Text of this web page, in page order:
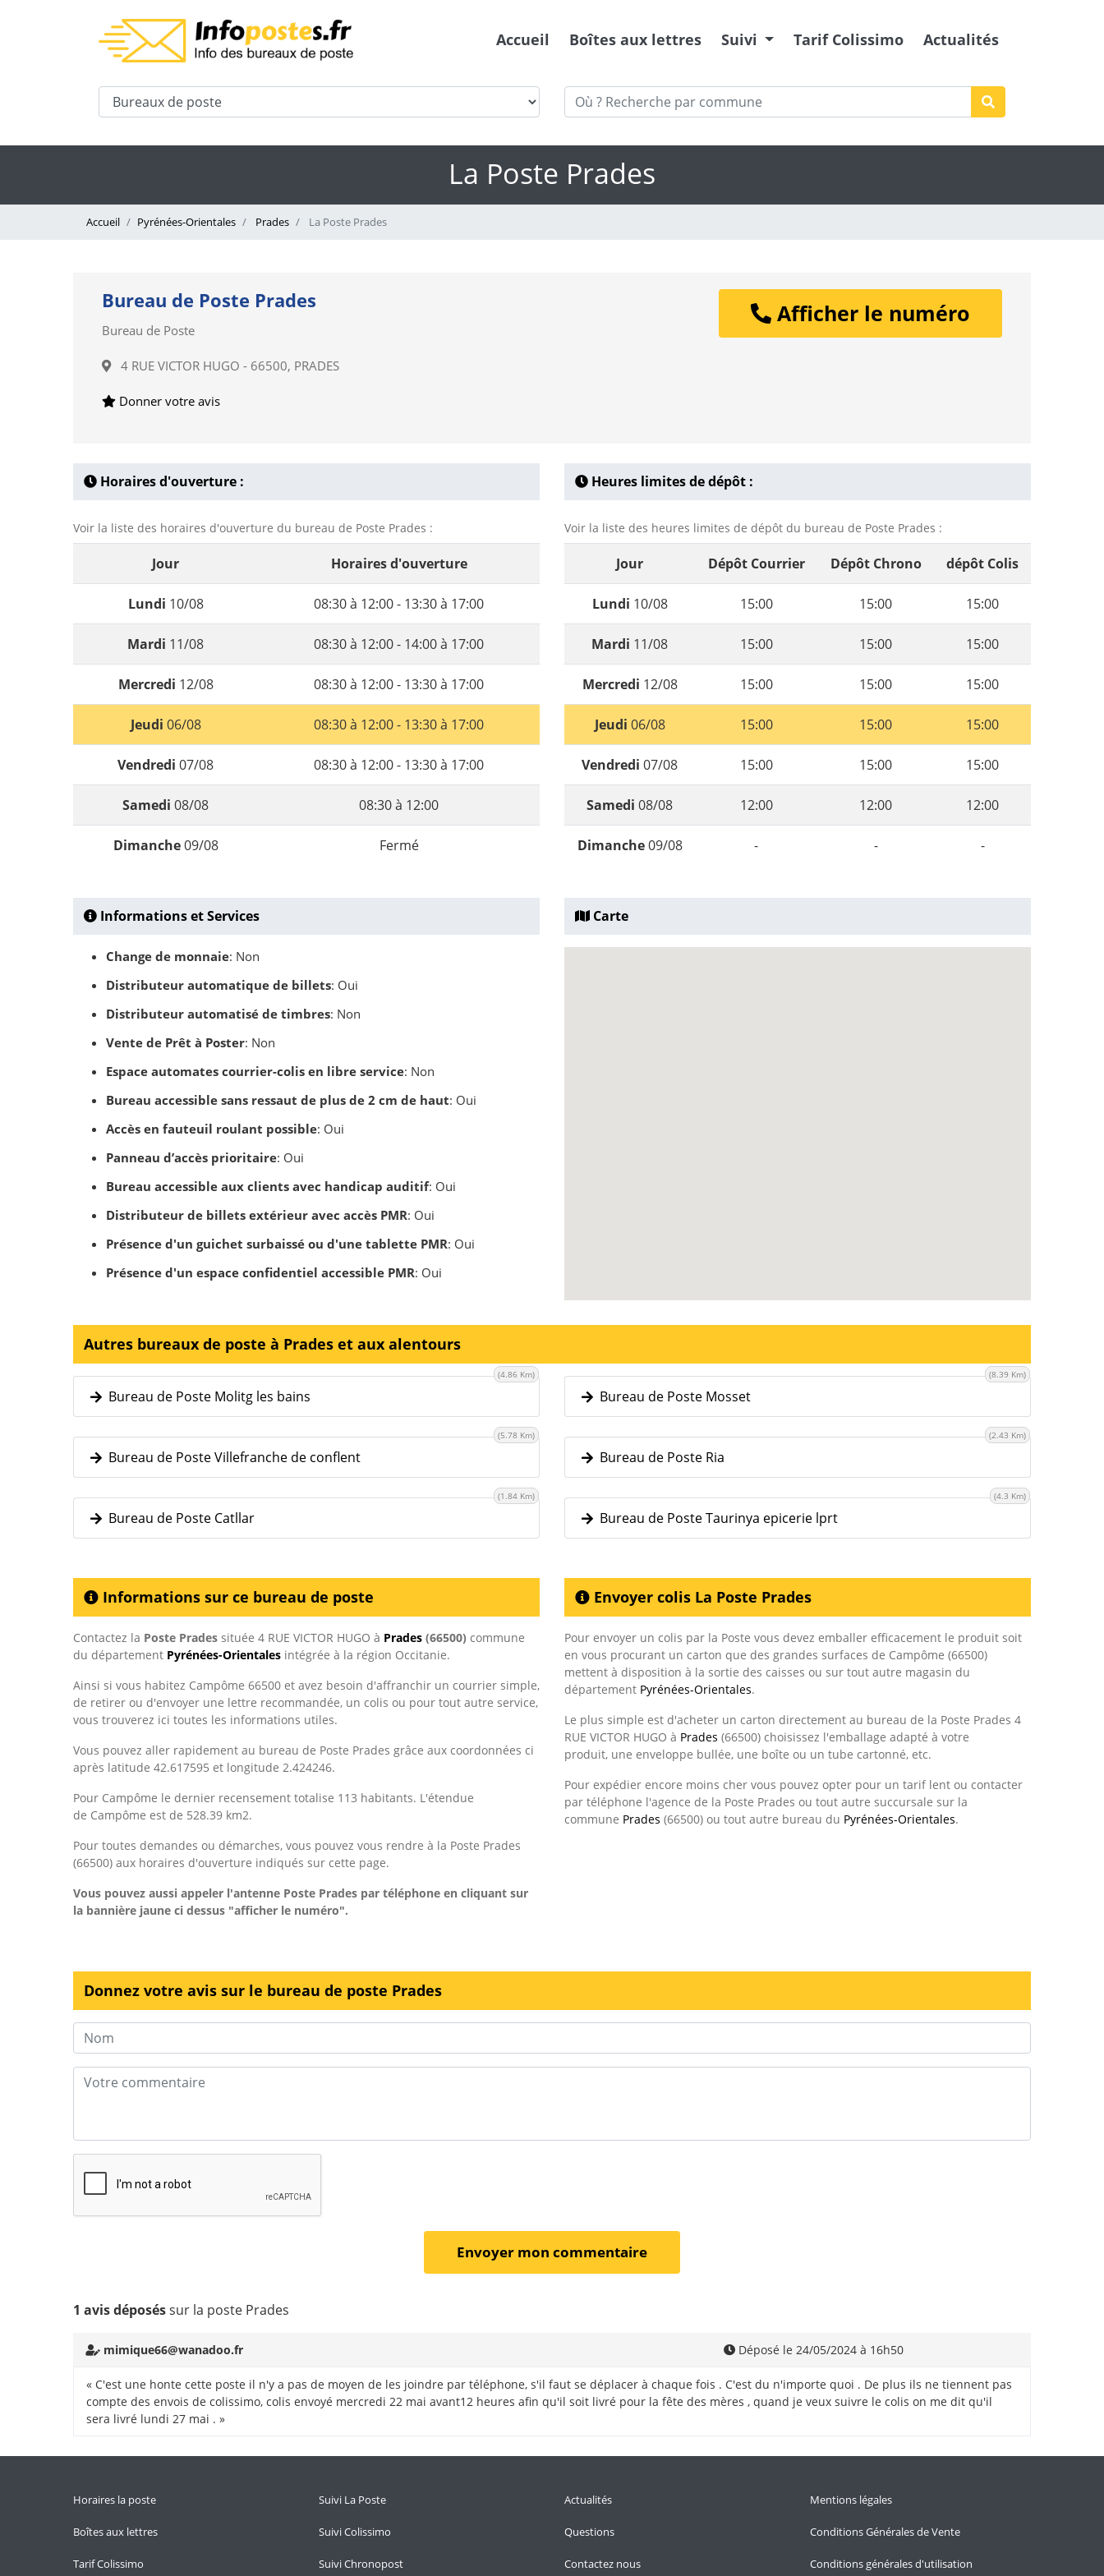
Accueil Boîtes aux lettres Suivi Tarif Colissimo Actualités
La Poste Prades
Accueil Pyrénées-Orientales Prades La Poste Prades
Bureau de Poste Prades
Bureau de Poste
4 RUE VICTOR HUGO - 66500, PRADES
Donner votre avis
Afficher le numéro
Horaires d'ouverture :
Voir la liste des horaires d'ouverture du bureau de Poste Prades :
Jour Horaires d'ouverture
Lundi 10/08 08:30 à 12:00 - 13:30 à 17:00
Mardi 11/08 08:30 à 12:00 - 14:00 à 17:00
Mercredi 12/08 08:30 à 12:00 - 13:30 à 17:00
Jeudi 06/08 08:30 à 12:00 - 13:30 à 17:00
Vendredi 07/08 08:30 à 12:00 - 13:30 à 17:00
Samedi 08/08 08:30 à 12:00
Dimanche09/08 Fermé
Heures limites de dépôt :
Voir la liste des heures limites de dépôt du bureau de Poste Prades :
Jour Dépôt Courrier Dépôt Chrono dépôt Colis
Lundi 10/08 15:00 15:00 15:00
Mardi 11/08 15:00 15:00 15:00
Mercredi 12/08 15:00 15:00 15:00
Jeudi 06/08 15:00 15:00 15:00
Vendredi 07/08 15:00 15:00 15:00
Samedi 08/08 12:00 12:00 12:00
Dimanche09/08 - - -
Informations et Services
Change de monnaie: Non
Distributeur automatique de billets: Oui
Distributeur automatisé de timbres: Non
Vente de Prêt à Poster: Non
Espace automates courrier-colis en libre service: Non
Bureau accessible sans ressaut de plus de 2 cm de haut: Oui
Accès en fauteuil roulant possible: Oui
Panneau d’accès prioritaire: Oui
Bureau accessible aux clients avec handicap auditif: Oui
Distributeur de billets extérieur avec accès PMR: Oui
Présence d'un guichet surbaissé ou d'une tablette PMR: Oui
Présence d'un espace confidentiel accessible PMR: Oui
Carte
Autres bureaux de poste à Prades et aux alentours
Bureau de Poste Molitg les bains
(4.86 Km)
Bureau de Poste Mosset
(8.39 Km)
Bureau de Poste Villefranche de conflent
(5.78 Km)
Bureau de Poste Ria
(2.43 Km)
Bureau de Poste Catllar
(1.84 Km)
Bureau de Poste Taurinya epicerie lprt
(4.3 Km)
Informations sur ce bureau de poste
Contactez la Poste Prades située 4 RUE VICTOR HUGO à Prades (66500) commune
du département Pyrénées-Orientales intégrée à la région Occitanie.
Ainsi si vous habitez Campôme 66500 et avez besoin d'affranchir un courrier simple,
de retirer ou d'envoyer une lettre recommandée, un colis ou pour tout autre service,
vous trouverez ici toutes les informations utiles.
Vous pouvez aller rapidement au bureau de Poste Prades grâce aux coordonnées ci
après latitude 42.617595 et longitude 2.424246.
Pour Campôme le dernier recensement totalise 113 habitants. L'étendue
de Campôme est de 528.39 km2.
Pour toutes demandes ou démarches, vous pouvez vous rendre à la Poste Prades
(66500) aux horaires d'ouverture indiqués sur cette page.
Vous pouvez aussi appeler l'antenne Poste Prades par téléphone en cliquant sur
la bannière jaune ci dessus "afficher le numéro".
Envoyer colis La Poste Prades
Pour envoyer un colis par la Poste vous devez emballer efficacement le produit soit
en vous procurant un carton que des grandes surfaces de Campôme (66500)
mettent à disposition à la sortie des caisses ou sur tout autre magasin du
département Pyrénées-Orientales.
Le plus simple est d'acheter un carton directement au bureau de la Poste Prades 4
RUE VICTOR HUGO à Prades (66500) choisissez l'emballage adapté à votre
produit, une enveloppe bullée, une boîte ou un tube cartonné, etc.
Pour expédier encore moins cher vous pouvez opter pour un tarif lent ou contacter
par téléphone l'agence de la Poste Prades ou tout autre succursale sur la
commune Prades (66500) ou tout autre bureau du Pyrénées-Orientales.
Donnez votre avis sur le bureau de poste Prades
1 avis déposéssur la poste Prades
mimique66@wanadoo.fr Déposé le 24/05/2024 à 16h50
« C'est une honte cette poste il n'y a pas de moyen de les joindre par téléphone, s'il faut se déplacer à chaque fois . C'est du n'importe quoi . De plus ils ne tiennent pas
compte des envois de colissimo, colis envoyé mercredi 22 mai avant12 heures afin qu'il soit livré pour la fête des mères , quand je veux suivre le colis on me dit qu'il
sera livré lundi 27 mai . »
Horaires la poste
Boîtes aux lettres
Tarif Colissimo
Suivi La Poste
Suivi Colissimo
Suivi Chronopost
Actualités
Questions
Contactez nous
Mentions légales
Conditions Générales de Vente
Conditions générales d'utilisation